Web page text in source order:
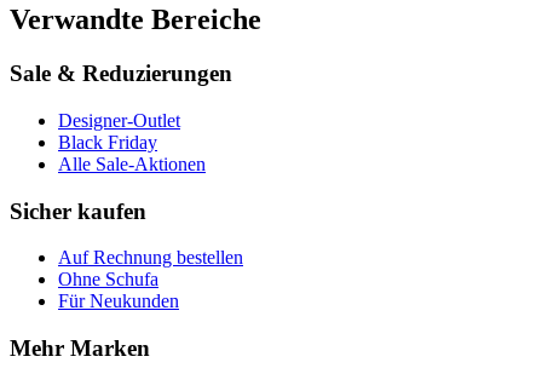
Verwandte Bereiche
Sale & Reduzierungen
Designer-Outlet
Black Friday
Alle Sale-Aktionen
Sicher kaufen
Auf Rechnung bestellen
Ohne Schufa
Für Neukunden
Mehr Marken